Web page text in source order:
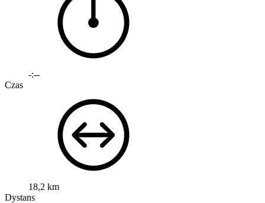
-:--
Czas
18,2 km
Dystans